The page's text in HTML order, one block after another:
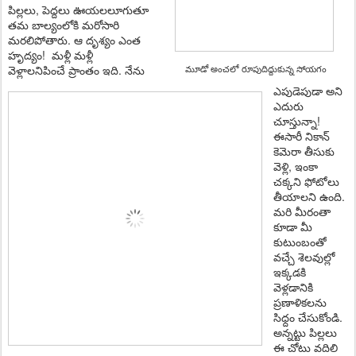
మూడో అంచలో రూపుదిద్దుకున్న సోయగం
పిల్ల‌లు, పెద్ద‌లు ఊయ‌లలూగుతూ
త‌మ బాల్యంలోకి మ‌రోసారి
మ‌ర‌లిపోతారు. ఆ దృశ్యం ఎంత
హృద్యం! మ‌ళ్లీ మ‌ళ్లీ
వెళ్లాల‌నిపించే ప్రాంతం ఇది. నేను
ఎపుడెపుడా అని
ఎదురు
చూస్తున్నా!
ఈసారీ నికాన్
కెమెరా తీసుకు
వెళ్లి, ఇంకా
చ‌క్క‌ని ఫోటోలు
తీయాల‌ని ఉంది.
మ‌రి మీరంతా
కూడా మీ
కుటుంబంతో
వ‌చ్చే శెల‌వుల్లో
ఇక్క‌డ‌కి
వెళ్ల‌డానికి
ప్ర‌ణాళిక‌ల‌ను
సిధ్దం చేసుకోండి.
అన్నట్టు పిల్లలు
ఈ చోటు వదిలి